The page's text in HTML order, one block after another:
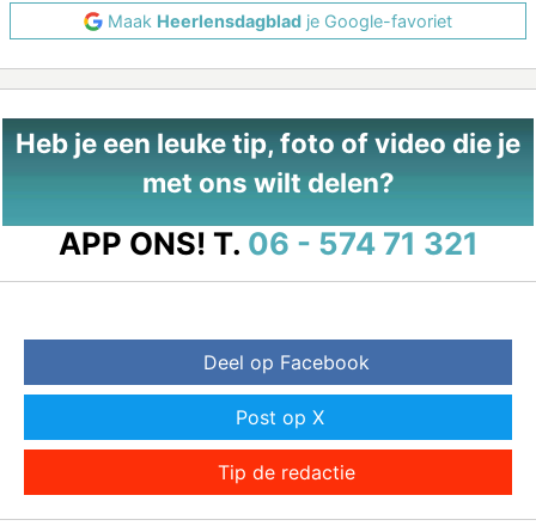
Maak Heerlensdagblad je Google-favoriet
Heb je een leuke tip, foto of video die je
met ons wilt delen?
APP ONS! T. 06 - 574 71 321
Deel op Facebook
Post op X
Tip de redactie